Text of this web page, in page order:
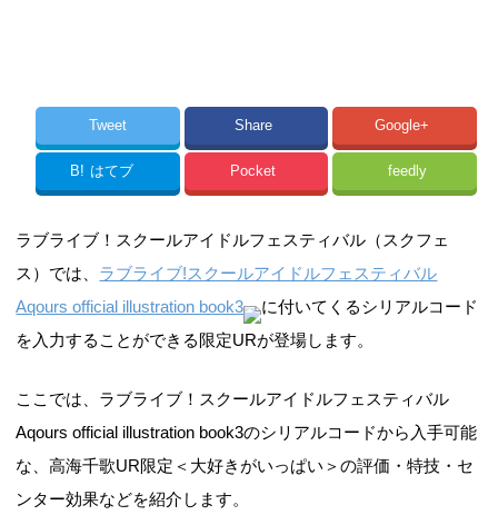
Tweet Share Google+
B! はてブ Pocket feedly
ラブライブ！スクールアイドルフェスティバル（スクフェ
ス）では、 ラブライブ!スクールアイドルフェスティバル
Aqours official illustration book3
に付いてくるシリアルコード
を入力することができる限定URが登場します。
ここでは、ラブライブ！スクールアイドルフェスティバル
Aqours official illustration book3のシリアルコードから入手可能
な、高海千歌UR限定＜大好きがいっぱい＞の評価・特技・セ
ンター効果などを紹介します。